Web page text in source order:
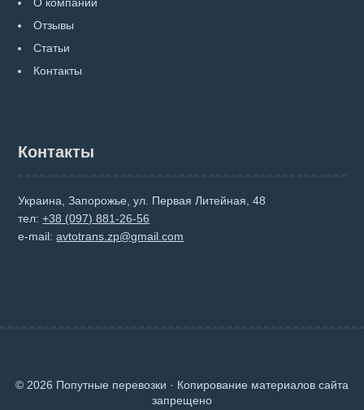
Отзывы
Статьи
Контакты
Контакты
Украина, Запорожье, ул. Первая Литейная, 48
тел:+38 (097) 881-26-56
e-mail:avtotrans.zp@gmail.com
© 2026 Попутные перевозки · Копирование материалов сайта
запрещено